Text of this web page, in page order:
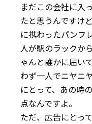
まだこの会社に入
たと思うんですけ
に携わったパンフ
人が駅のラックか
ゃんと誰かに届い
わず一人でニヤニ
にとって、あの時
点なんですよ。
ただ、広告にとっ